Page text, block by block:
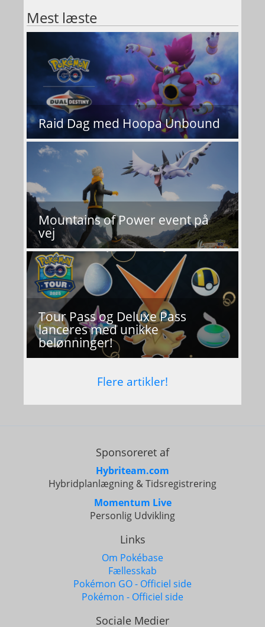
Mest læste
Raid Dag med Hoopa Unbound
Mountains of Power event på
vej
Tour Pass og Deluxe Pass
lanceres med unikke
belønninger!
Flere artikler!
Sponsoreret af
Hybriteam.com
Hybridplanlægning & Tidsregistrering
Momentum Live
Personlig Udvikling
Links
Om Pokébase
Fællesskab
Pokémon GO - Officiel side
Pokémon - Officiel side
Sociale Medier